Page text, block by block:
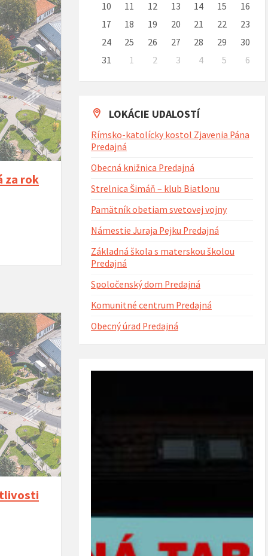
za rok
s urnovým hájom
(rok 2023)
10
11 12 13 14 15
16
17
18 19 20 21 22
23
24
25 26 27 28 29
30
31
1 2 3 4 5
6
na
dni
LOKÁCIE UDALOSTÍ
Rímsko-katolícky kostol Zjavenia Pána
Predajná
Obecná knižnica Predajná
Strelnica Šimáň – klub Biatlonu
Pamätník obetiam svetovej vojny
Námestie Juraja Pejku Predajná
Základná škola s materskou školou
Predajná
Spoločenský dom Predajná
Komunitné centrum Predajná
Obecný úrad Predajná